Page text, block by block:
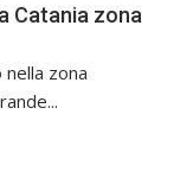
Catania zona
nella zona